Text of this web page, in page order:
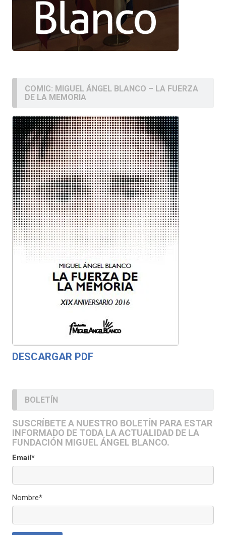
COMIC: MIGUEL ÁNGEL BLANCO – LA FUERZA
DE LA MEMORIA
DESCARGAR PDF
BOLETÍN
SUSCRÍBETE A NUESTRO BOLETÍN PARA ESTAR
INFORMADO DE TODA LA ACTUALIDAD DE LA
FUNDACIÓN MIGUEL ÁNGEL BLANCO.
Email*
Nombre*